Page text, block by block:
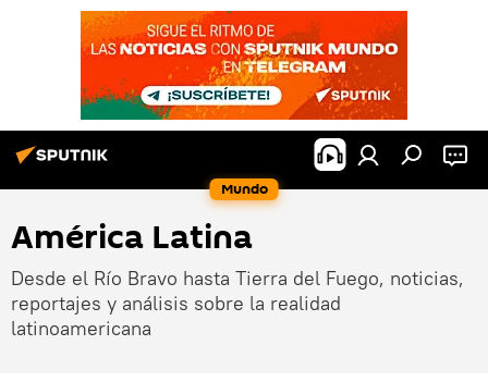
Mundo
América Latina
Desde el Río Bravo hasta Tierra del Fuego, noticias,
reportajes y análisis sobre la realidad
latinoamericana